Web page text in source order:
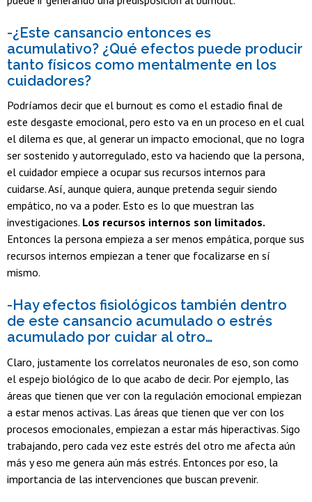
-¿Este cansancio entonces es
acumulativo? ¿Qué efectos puede producir
tanto físicos como mentalmente en los
cuidadores?
Podríamos decir que el burnout es como el estadio final de
este desgaste emocional, pero esto va en un proceso en el cual
el dilema es que, al generar un impacto emocional, que no logra
ser sostenido y autorregulado, esto va haciendo que la persona,
el cuidador empiece a ocupar sus recursos internos para
cuidarse. Así, aunque quiera, aunque pretenda seguir siendo
empático, no va a poder. Esto es lo que muestran las
investigaciones. Los recursos internos son limitados.
Entonces la persona empieza a ser menos empática, porque sus
recursos internos empiezan a tener que focalizarse en sí
mismo.
-Hay efectos fisiológicos también dentro
de este cansancio acumulado o estrés
acumulado por cuidar al otro…
Claro, justamente los correlatos neuronales de eso, son como
el espejo biológico de lo que acabo de decir. Por ejemplo, las
áreas que tienen que ver con la regulación emocional empiezan
a estar menos activas. Las áreas que tienen que ver con los
procesos emocionales, empiezan a estar más hiperactivas. Sigo
trabajando, pero cada vez este estrés del otro me afecta aún
más y eso me genera aún más estrés. Entonces por eso, la
importancia de las intervenciones que buscan prevenir.